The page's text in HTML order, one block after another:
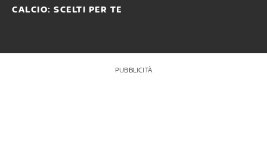
CALCIO: SCELTI PER TE
PUBBLICITÀ